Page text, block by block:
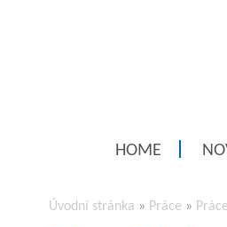
HOME
Úvodní stránka » Práce »